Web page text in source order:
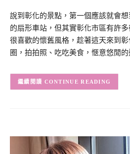
說到彰化的景點，第一個應該就會
的扇形車站，但其實彰化市區有許
很喜歡的懷舊風格，趁著這天來到
圈，拍拍照、吃吃美食，愜意悠閒的
CONTINUE READING